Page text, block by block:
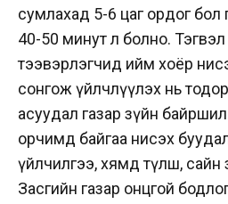
сумлахад 5-6 цаг ордог бол
40-50 минут л болно.
тээвэрлэгчид ийм хоёр
сонгож үйлчлүүлэх нь
асуудал газар зүйн
орчимд байгаа нисэх
үйлчилгээ, хямд түлш, сайн
Засгийн газар онцгой